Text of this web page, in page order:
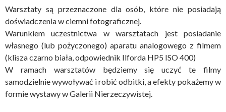
Warsztaty są przeznaczone dla osób, które nie posiadają
doświadczenia w ciemni fotograficznej.
Warunkiem uczestnictwa w warsztatach jest posiadanie
własnego (lub pożyczonego) aparatu analogowego z filmem
(klisza czarno biała, odpowiednik Ilforda HP5 ISO 400)
W ramach warsztatów będziemy się uczyć te filmy
samodzielnie wywoływać i robić odbitki, a efekty pokażemy w
formie wystawy w Galerii Nierzeczywistej.